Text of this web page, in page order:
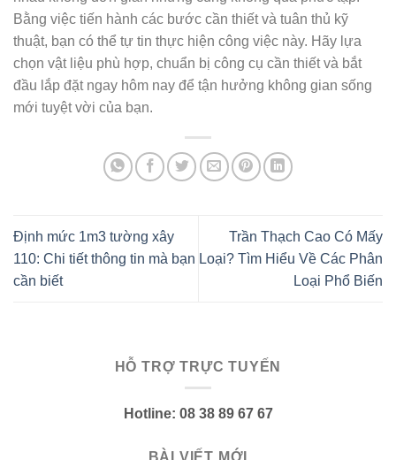
Bằng việc tiến hành các bước cần thiết và tuân thủ kỹ
thuật, bạn có thể tự tin thực hiện công việc này. Hãy lựa
chọn vật liệu phù hợp, chuẩn bị công cụ cần thiết và bắt
đầu lắp đặt ngay hôm nay để tận hưởng không gian sống
mới tuyệt vời của bạn.
Định mức 1m3 tường xây
110: Chi tiết thông tin mà bạn
cần biết
Trần Thạch Cao Có Mấy
Loại? Tìm Hiểu Về Các Phân
Loại Phổ Biến
HỖ TRỢ TRỰC TUYẾN
Hotline: 08 38 89 67 67